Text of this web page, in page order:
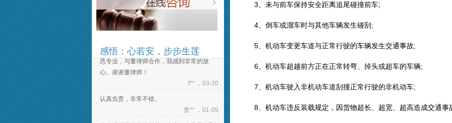
感悟：心若安，步步生莲
非常感谢董律师的帮助，祝董律师事业蒸蒸
日上！
恳专业，与董律师合作，我感到非常的放
心。谢谢董律师！
认真负责，非常不错。
十分感谢董律师的帮助，在案件上为我争取
3、未与前车保持安全距离追尾碰撞前车;
4、倒车或溜车时与其他车辆发生碰刮;
5、机动车变更车道与正常行驶的车辆发生交通事故;
6、机动车超越前方正在正常转弯、掉头或超车的车辆;
7、机动车驶入非机动车道刮撞正常行驶的非机动车;
8、机动车违反装载规定，因货物超长、超宽、超高造成交通事